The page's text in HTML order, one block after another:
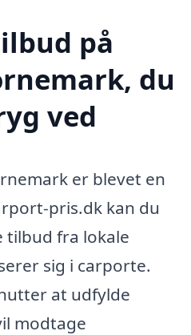
på
du
ved
er blevet en
pris.dk kan du
fra lokale
sig i carporte.
at udfylde
modtage